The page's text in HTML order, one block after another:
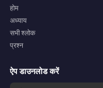
होम
अध्याय
सभी श्लोक
प्रश्न
ऐप डाउनलोड करें